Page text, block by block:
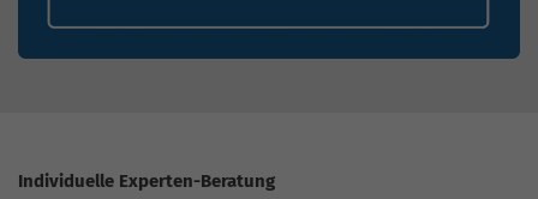
Individuelle Experten-Beratung